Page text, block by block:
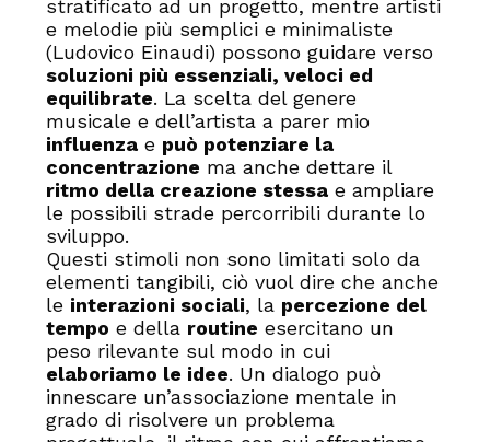
stratificato ad un progetto, mentre artisti
e melodie più semplici e minimaliste
(Ludovico Einaudi) possono guidare verso
soluzioni più essenziali, veloci ed
equilibrate. La scelta del genere
musicale e dell’artista a parer mio
influenzae può potenziare la
concentrazione ma anche dettare il
ritmo della creazione stessae ampliare
le possibili strade percorribili durante lo
sviluppo.
Questi stimoli non sono limitati solo da
elementi tangibili, ciò vuol dire che anche
le interazioni sociali, la percezione del
tempo e della routine esercitano un
peso rilevante sul modo in cui
elaboriamo le idee. Un dialogo può
innescare un’associazione mentale in
grado di risolvere un problema